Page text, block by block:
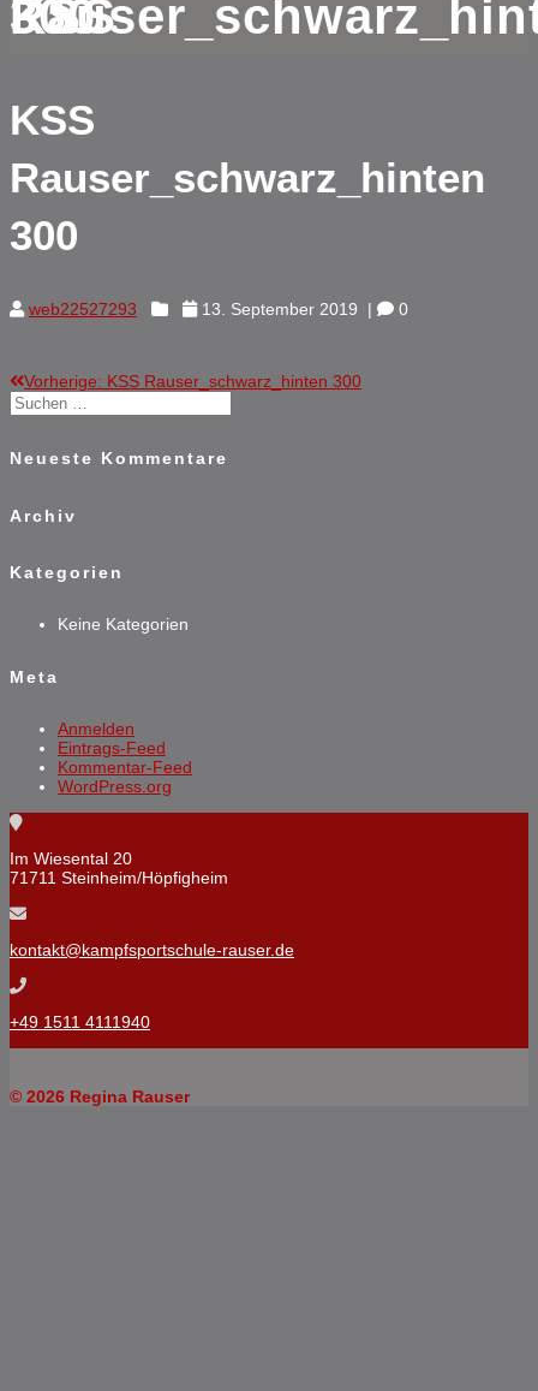
KSS Rauser_schwarz_hinten 300
KSS
Rauser_schwarz_hinten
300
web22527293 13. September 2019 | 0
Beitragsnavigation
Vorherige: Vorheriger
KSS Rauser_schwarz_hinten 300
Suchen
nach:
Neueste Kommentare
Archiv
Kategorien
Keine Kategorien
Meta
Anmelden
Eintrags-Feed
Kommentar-Feed
WordPress.org
Im Wiesental 20
71711 Steinheim/Höpfigheim
kontakt@kampfsportschule-rauser.de
+49 1511 4111940
© 2026 Regina Rauser